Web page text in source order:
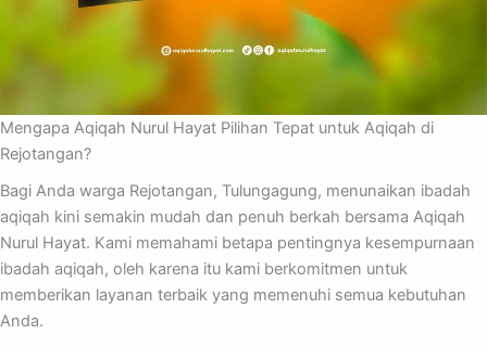
Mengapa Aqiqah Nurul Hayat Pilihan Tepat untuk Aqiqah di
Rejotangan?
Bagi Anda warga Rejotangan, Tulungagung, menunaikan ibadah
aqiqah kini semakin mudah dan penuh berkah bersama Aqiqah
Nurul Hayat. Kami memahami betapa pentingnya kesempurnaan
ibadah aqiqah, oleh karena itu kami berkomitmen untuk
memberikan layanan terbaik yang memenuhi semua kebutuhan
Anda.